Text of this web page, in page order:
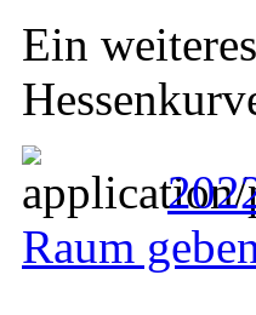
Ein
Raum